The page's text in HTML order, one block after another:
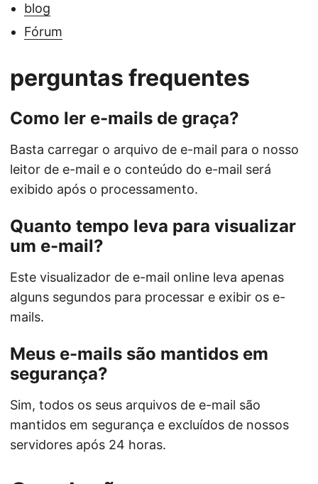
blog
Fórum
perguntas frequentes
Como ler e-mails de graça?
Basta carregar o arquivo de e-mail para o nosso
leitor de e-mail e o conteúdo do e-mail será
exibido após o processamento.
Quanto tempo leva para visualizar
um e-mail?
Este visualizador de e-mail online leva apenas
alguns segundos para processar e exibir os e-
mails.
Meus e-mails são mantidos em
segurança?
Sim, todos os seus arquivos de e-mail são
mantidos em segurança e excluídos de nossos
servidores após 24 horas.